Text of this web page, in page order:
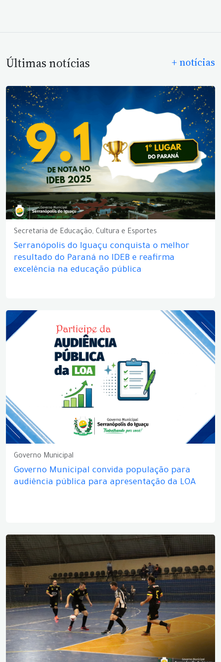
Últimas notícias + notícias
Secretaria de Educação, Cultura e Esportes
Serranópolis do Iguaçu conquista o melhor
resultado do Paraná no IDEB e reafirma
excelência na educação pública
Governo Municipal
Governo Municipal convida população para
audiência pública para apresentação da LOA